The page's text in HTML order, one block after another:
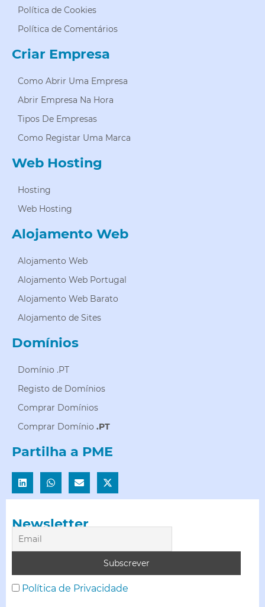
Política de Cookies
Política de Comentários
Criar Empresa
Como Abrir Uma Empresa
Abrir Empresa Na Hora
Tipos De Empresas
Como Registar Uma Marca
Web Hosting
Hosting
Web Hosting
Alojamento Web
Alojamento Web
Alojamento Web Portugal
Alojamento Web Barato
Alojamento de Sites
Domínios
Domínio .PT
Registo de Domínios
Comprar Domínios
Comprar Domínio .PT
Partilha a PME
Newsletter
Política de Privacidade